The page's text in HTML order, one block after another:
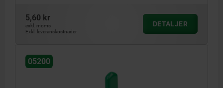
5,60 kr
exkl. moms
Exkl. leveranskostnader
DETALJER
05200